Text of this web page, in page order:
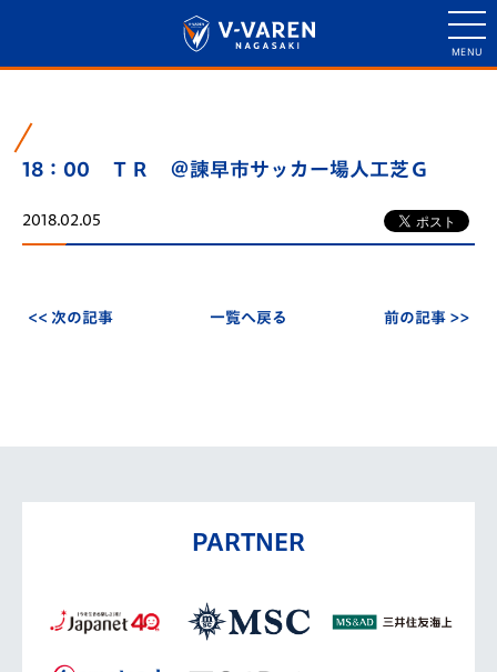
18：00 ＴＲ ＠諫早市サッカー場人工芝Ｇ
2018.02.05
<< 次の記事 一覧へ戻る 前の記事 >>
PARTNER